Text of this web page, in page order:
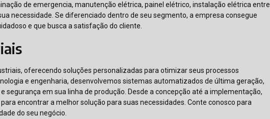
de emergencia, manutenção elétrica, painel elétrico, instalação elétrica entre
necessidade. Se diferenciado dentro de seu segmento, a empresa consegue
e que busca a satisfação do cliente.
oferecendo soluções personalizadas para otimizar seus processos
e engenharia, desenvolvemos sistemas automatizados de última geração,
segurança em sua linha de produção. Desde a concepção até a implementação,
encontrar a melhor solução para suas necessidades. Conte conosco para
do seu negócio.